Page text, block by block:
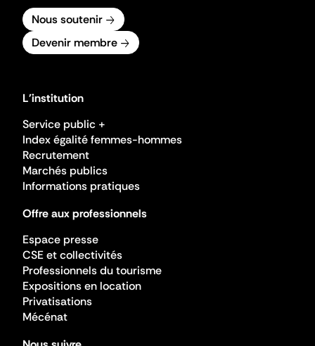
Nous soutenir
Devenir membre
L'institution
Service public +
Index égalité femmes-hommes
Recrutement
Marchés publics
Informations pratiques
Offre aux professionnels
Espace presse
CSE et collectivités
Professionnels du tourisme
Expositions en location
Privatisations
Mécénat